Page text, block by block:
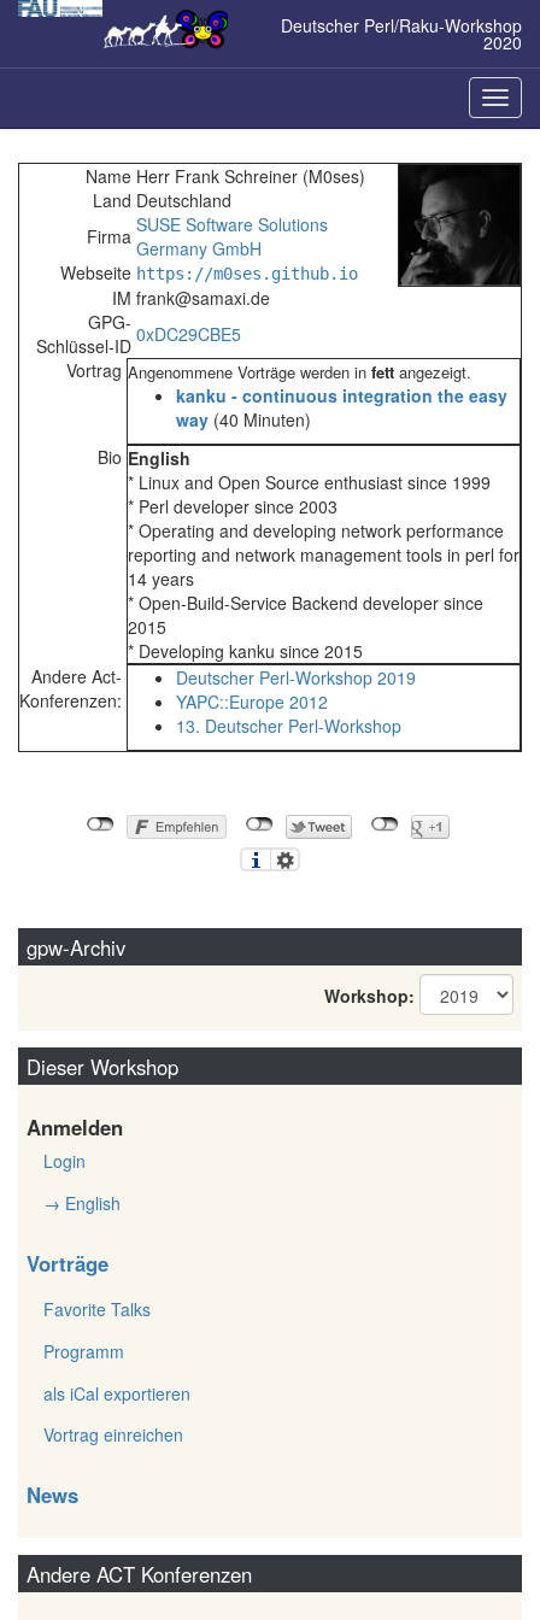
Zum
Deutscher Perl/Raku-Workshop
2020
ein-/
Name Herr Frank Schreiner (‎M0ses‎)
Land Deutschland
Firma SUSE Software Solutions
Germany GmbH
Webseite https://m0ses.github.io
IM frank@samaxi.de
GPG-
Schlüssel-ID 0xDC29CBE5
Vortrag Angenommene Vorträge werden in fett angezeigt.
‎kanku - continuous integration the easy
way‎ (40 Minuten)
Bio English
* Linux and Open Source enthusiast since 1999
* Perl developer since 2003
* Operating and developing network performance
reporting and network management tools in perl for
14 years
* Open-Build-Service Backend developer since
2015
* Developing kanku since 2015
Andere Act-
Konferenzen:
Deutscher Perl-Workshop 2019
YAPC::Europe 2012
13. Deutscher Perl-Workshop
gpw-Archiv
Workshop:
Dieser Workshop
Anmelden
Login
→ English
Vorträge
Favorite Talks
Programm
als iCal exportieren
Vortrag einreichen
News
Andere ACT Konferenzen